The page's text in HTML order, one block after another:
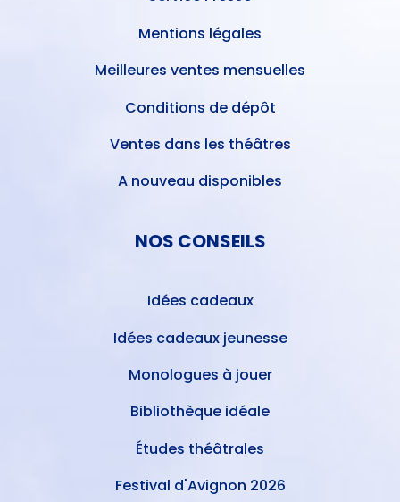
Mentions légales
Meilleures ventes mensuelles
Conditions de dépôt
Ventes dans les théâtres
A nouveau disponibles
NOS CONSEILS
Idées cadeaux
Idées cadeaux jeunesse
Monologues à jouer
Bibliothèque idéale
Études théâtrales
Festival d'Avignon 2026